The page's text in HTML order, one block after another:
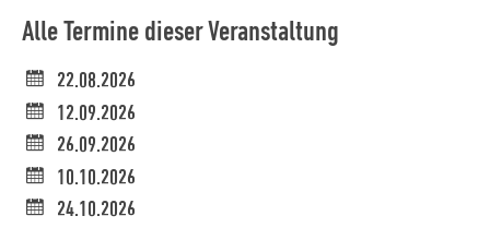
Alle Termine dieser Veranstaltung
22.08.2026
12.09.2026
26.09.2026
10.10.2026
24.10.2026